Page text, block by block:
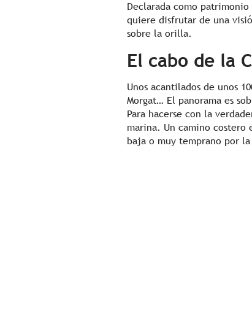
Declarada como
quiere disfrutar de una
sobre la orilla.
El cabo de la
Unos acantilados de unos
Morgat… El panorama es
Para hacerse con la
marina. Un camino
baja o muy temprano por